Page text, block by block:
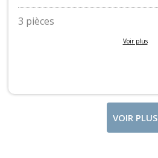
3 pièces
Voir plus
VOIR PLUS